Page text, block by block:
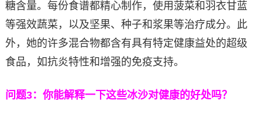
糖含量。每份食谱都精心制作，使用菠菜和羽衣甘蓝
等强效蔬菜，以及坚果、种子和浆果等治疗成分。此
外，她的许多混合物都含有具有特定健康益处的超级
食品，如抗炎特性和增强的免疫支持。
问题3：你能解释一下这些冰沙对健康的好处吗？